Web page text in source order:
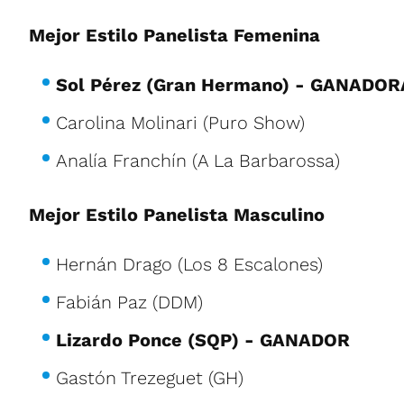
Mejor Estilo Panelista Femenina
Sol Pérez (Gran Hermano) -
Carolina Molinari (Puro Show)
Analía Franchín (A La Barbarossa)
Mejor Estilo Panelista Masculino
Hernán Drago (Los 8 Escalones)
Fabián Paz (DDM)
Lizardo Ponce (SQP) - GANADOR
Gastón Trezeguet (GH)